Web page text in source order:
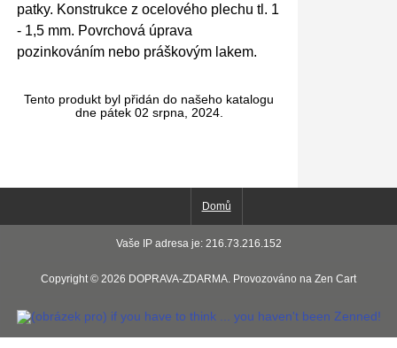
patky. Konstrukce z ocelového plechu tl. 1
- 1,5 mm. Povrchová úprava
pozinkováním nebo práškovým lakem.
Tento produkt byl přidán do našeho katalogu
dne pátek 02 srpna, 2024.
Domů
Vaše IP adresa je: 216.73.216.152
Copyright © 2026 DOPRAVA-ZDARMA. Provozováno na Zen Cart